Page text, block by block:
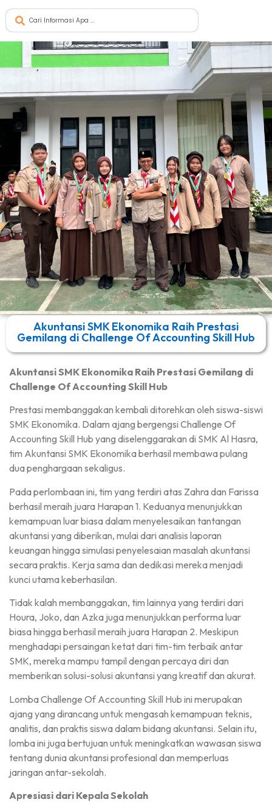
Akuntansi SMK Ekonomika Raih Prestasi
Gemilang di Challenge Of Accounting Skill Hub
Akuntansi SMK Ekonomika Raih Prestasi Gemilang di
Challenge Of Accounting Skill Hub
Prestasi membanggakan kembali ditorehkan oleh siswa-siswi
SMK Ekonomika. Dalam ajang bergengsi Challenge Of
Accounting Skill Hub yang diselenggarakan di SMK Al Hasra,
tim Akuntansi SMK Ekonomika berhasil membawa pulang
dua penghargaan sekaligus.
Pada perlombaan ini, tim yang terdiri atas Zahra dan Farissa
berhasil meraih juara Harapan 1. Keduanya menunjukkan
kemampuan luar biasa dalam menyelesaikan tantangan
akuntansi yang diberikan, mulai dari analisis laporan
keuangan hingga simulasi penyelesaian masalah akuntansi
secara praktis. Kerja sama dan dedikasi mereka menjadi
kunci utama keberhasilan.
Tidak kalah membanggakan, tim lainnya yang terdiri dari
Houra, Joko, dan Azka juga menunjukkan performa luar
biasa hingga berhasil meraih juara Harapan 2. Meskipun
menghadapi persaingan ketat dari tim-tim terbaik antar
SMK, mereka mampu tampil dengan percaya diri dan
memberikan solusi-solusi akuntansi yang kreatif dan akurat.
Lomba Challenge Of Accounting Skill Hub ini merupakan
ajang yang dirancang untuk mengasah kemampuan teknis,
analitis, dan praktis siswa dalam bidang akuntansi. Selain itu,
lomba ini juga bertujuan untuk meningkatkan wawasan siswa
tentang dunia akuntansi profesional dan memperluas
jaringan antar-sekolah.
Apresiasi dari Kepala Sekolah